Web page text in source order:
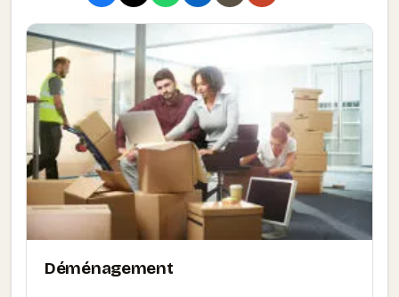
Déménagement